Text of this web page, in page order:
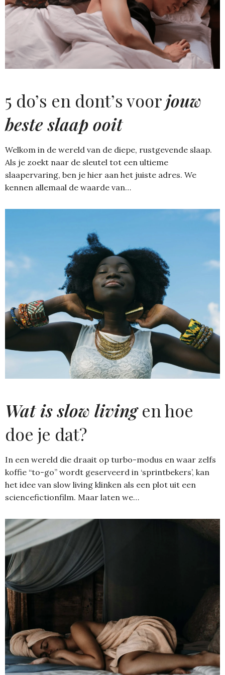
5 do’s en dont’s voorjouw
beste slaap ooit
Welkom in de wereld van de diepe, rustgevende slaap.
Als je zoekt naar de sleutel tot een ultieme
slaapervaring, ben je hier aan het juiste adres. We
kennen allemaal de waarde van…
Wat is slow livingen hoe
doe je dat?
In een wereld die draait op turbo-modus en waar zelfs
koffie “to-go” wordt geserveerd in ‘sprintbekers’, kan
het idee van slow living klinken als een plot uit een
sciencefictionfilm. Maar laten we…